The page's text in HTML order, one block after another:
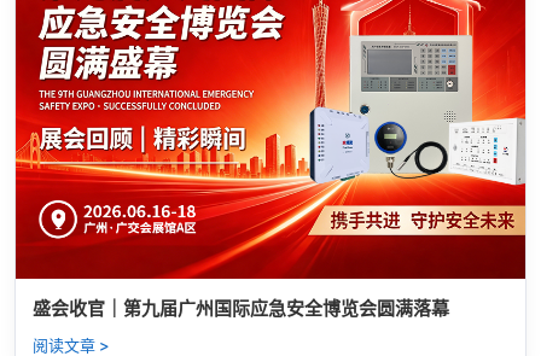
盛会收官｜第九届广州国际应急安全博览会圆满落幕
阅读文章 >